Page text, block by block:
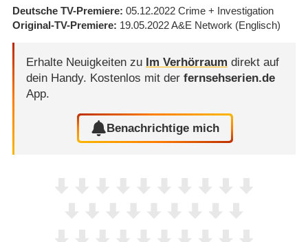
Deutsche TV-Premiere 05.12.2022 Crime + Investigation
Original-TV-Premiere 19.05.2022A&E Network (Englisch)
Erhalte Neuigkeiten zu Im Verhörraum direkt auf
dein Handy. Kostenlos mit der fernsehserien.de
App.
Benachrichtige mich